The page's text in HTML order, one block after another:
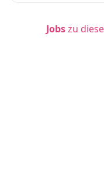
Jobszu